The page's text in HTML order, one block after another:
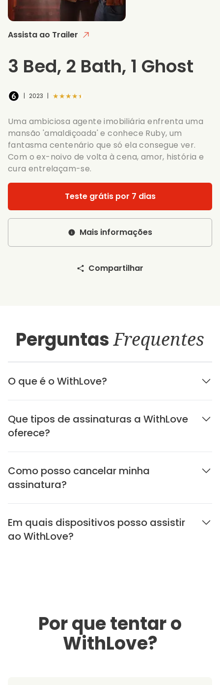
Assista ao Trailer
3 Bed, 2 Bath, 1 Ghost
| 2023 | ★★★★★
Uma ambiciosa agente imobiliária enfrenta uma
mansão 'amaldiçoada' e conhece Ruby, um
fantasma centenário que só ela consegue ver.
Com o ex-noivo de volta à cena, amor, história e
cura entrelaçam-se.
Teste grátis por 7 dias
Mais informações
Compartilhar
PerguntasFrequentes
O que é o WithLove?
Que tipos de assinaturas a WithLove
oferece?
Como posso cancelar minha
assinatura?
Em quais dispositivos posso assistir
ao WithLove?
Por que tentar o
WithLove?